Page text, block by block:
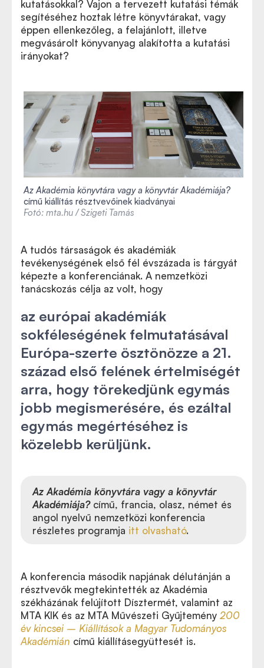
kutatásokkal? Vajon a tervezett kutatási témák
segítéséhez hoztak létre könyvtárakat, vagy
éppen ellenkezőleg, a felajánlott, illetve
megvásárolt könyvanyag alakította a kutatási
irányokat?
Az Akadémia könyvtára vagy a könyvtár Akadémiája?
című kiállítás résztvevőinek kiadványai
Fotó: mta.hu / Szigeti Tamás
A tudós társaságok és akadémiák
tevékenységének első fél évszázada is tárgyát
képezte a konferenciának. A nemzetközi
tanácskozás célja az volt, hogy
az európai akadémiák
sokféleségének felmutatásával
Európa-szerte ösztönözze a 21.
század első felének értelmiségét
arra, hogy törekedjünk egymás
jobb megismerésére, és ezáltal
egymás megértéséhez is
közelebb kerüljünk.
Az Akadémia könyvtára vagy a könyvtár
Akadémiája?című, francia, olasz, német és
angol nyelvű nemzetközi konferencia
részletes programja itt olvasható.
A konferencia második napjának délutánján a
résztvevők megtekintették az Akadémia
székházának felújított Dísztermét, valamint az
MTA KIK és az MTA Művészeti Gyűjtemény 200
év kincsei – Kiállítások a Magyar Tudományos
Akadémián című kiállításegyüttesét is.